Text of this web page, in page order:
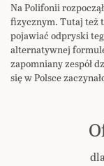
Na Polifonii
fizycznym. Tutaj też
pojawiać odpryski
alternatywnej
zapomniany zespół
się w Polsce